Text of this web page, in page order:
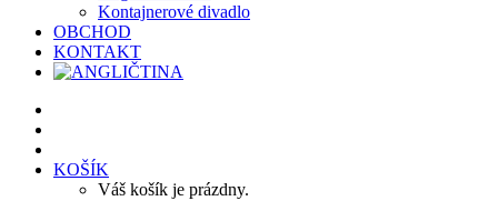
Kontajnerové divadlo
OBCHOD
KONTAKT
KOŠÍK
Váš košík je prázdny.